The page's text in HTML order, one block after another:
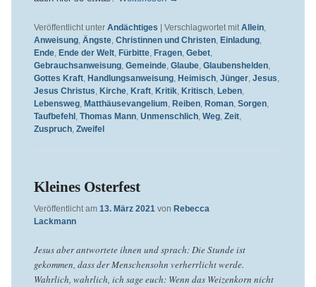
Veröffentlicht unter Andächtiges | Verschlagwortet mit Allein,
Anweisung, Ängste, Christinnen und Christen, Einladung,
Ende, Ende der Welt, Fürbitte, Fragen, Gebet,
Gebrauchsanweisung, Gemeinde, Glaube, Glaubenshelden,
Gottes Kraft, Handlungsanweisung, Heimisch, Jünger, Jesus
Jesus Christus Kirche, Kraft, Kritik, Kritisch, Leben,
Lebensweg, Matthäusevangelium Reiben, Roman, Sorgen,
Taufbefehl, Thomas Mann, Unmenschlich, Weg, Zeit,
Zuspruch, Zweifel
Kleines Osterfest
Veröffentlicht am 13. März 2021 von Rebecca
Lackmann
Jesus aber antwortete ihnen und sprach: Die Stunde ist
gekommen, dass der Menschensohn verherrlicht werde.
Wahrlich, wahrlich, ich sage euch: Wenn das Weizenkorn nicht